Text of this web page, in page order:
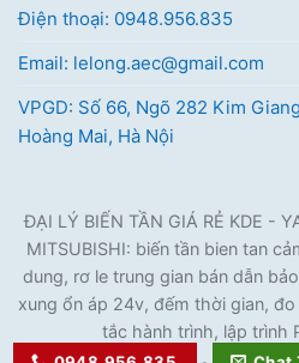
Điện thoại: 0948.956.835
Email: lelong.aec@gmail.com
VPGD: Số 66, Ngõ 282 Kim
Hoàng Mai, Hà Nội
ĐẠI LÝ BIẾN TẦN GIÁ RẺ KDE -
MITSUBISHI: biến tần bien tan
dung, rơ le trung gian bán dẫn
xung ổn áp 24v, đếm thời gian,
tắc hành trình, lập trình